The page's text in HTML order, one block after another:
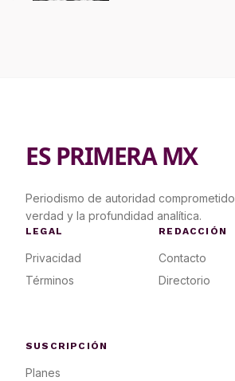
ES PRIMERA MX
Periodismo de autoridad
verdad y la profundidad analítica.
LEGAL
Privacidad
Términos
REDACCIÓN
Contacto
Directorio
SUSCRIPCIÓN
Planes